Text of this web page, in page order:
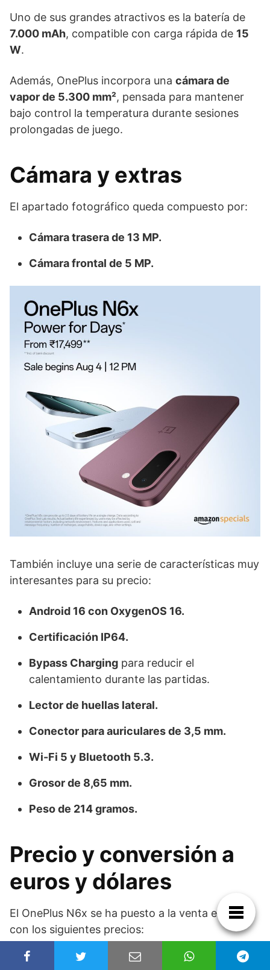
Uno de sus grandes atractivos es la batería de
7.000 mAh, compatible con carga rápida de 15
W.
Además, OnePlus incorpora una cámara de
vapor de 5.300 mm², pensada para mantener
bajo control la temperatura durante sesiones
prolongadas de juego.
Cámara y extras
El apartado fotográfico queda compuesto por:
Cámara trasera de 13 MP.
Cámara frontal de 5 MP.
También incluye una serie de características muy
interesantes para su precio:
Android 16 con OxygenOS 16.
Certificación IP64.
Bypass Charging para reducir el
calentamiento durante las partidas.
Lector de huellas lateral.
Conector para auriculares de 3,5 mm.
Wi-Fi 5 y Bluetooth 5.3.
Grosor de 8,65 mm.
Peso de 214 gramos.
Precio y conversión a
euros y dólares
El OnePlus N6x se ha puesto a la venta en India
con los siguientes precios:
Precio en Aprox. en